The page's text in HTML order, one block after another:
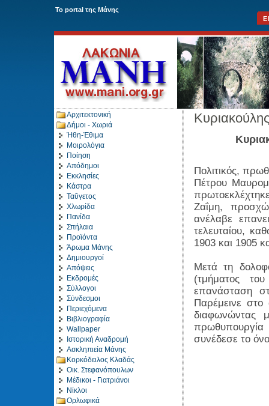
To portal της Μάνης
Αρχιτεκτονική
Δήμοι - Χωριά
Ήθη-Έθιμα
Μοιρολόγια
Ποίηση
Απόδημοι
Εκκλησίες
Κάστρα
Ταΰγετος
Χλωρίδα
Πανίδα
Σπήλαια
Προϊόντα
Άρωμα Μάνης
Δημιουργοί
Απόψεις
Εκδρομές
Σύλλογοι
Σύνδεσμοι
Περιεχόμενα
Βιβλιογραφία
Wallpaper
Ιστορική Αναδρομή
Ασκληπιεία Μάνης
Κορκόδειλος Κλαδάς
Οικ. Στεφανόπουλων
Μέδικοι - Γιατριάνοι
Νίκλοι
Ορλωφικά
Πολιτικός,
Πέτρου
Ζαΐμη,
ανέλαβε
τελευταίου,
1903 και 1905
Μετά τη
(τμήματος
επανάσταση
Παρέμεινε
διαφωνώντας
πρωθυπουργία
συνέδεσε το